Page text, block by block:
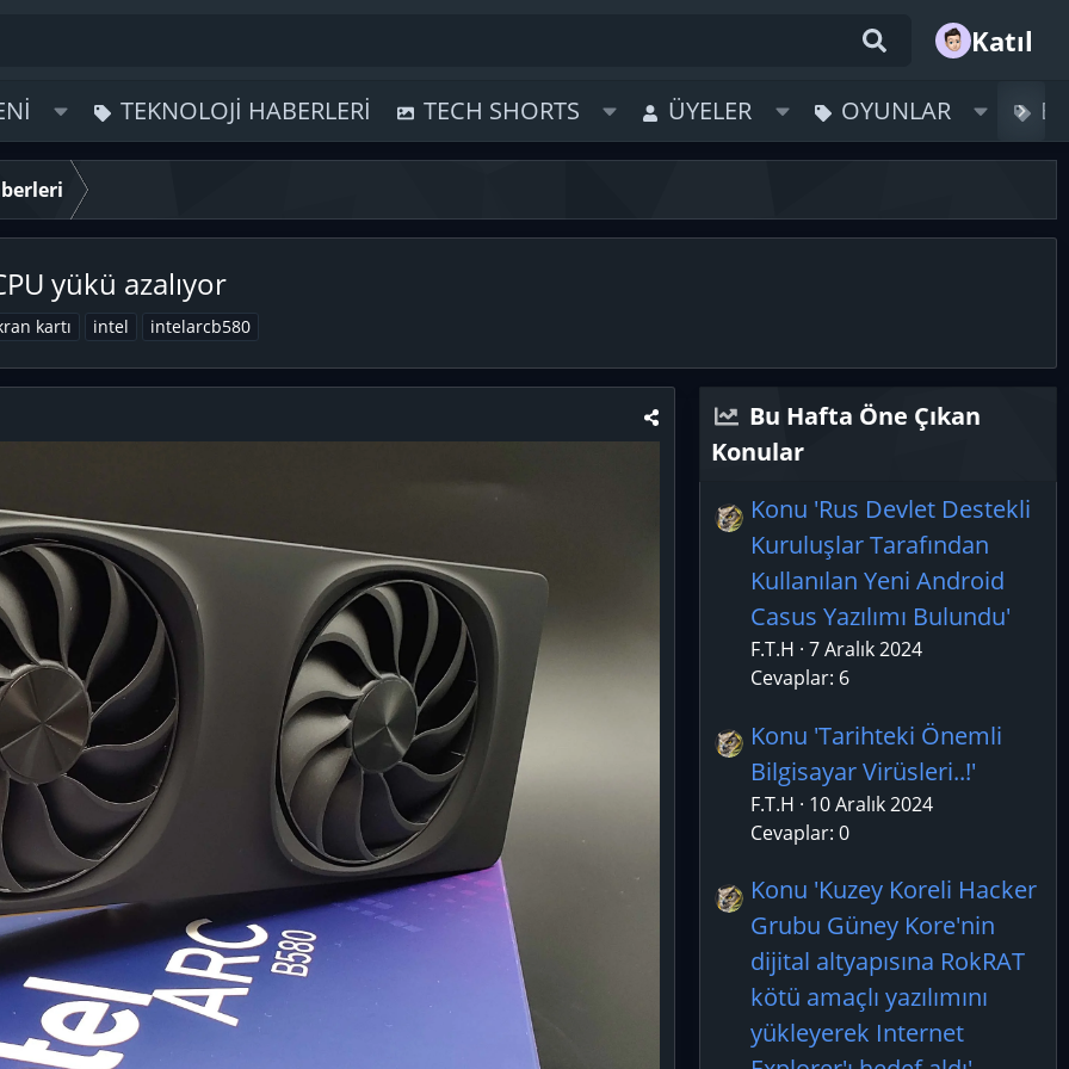
Katıl
TEKNOLOJI HABERLERI TECH SHORTS ÜYELER OYUNLAR
yükü azalıyor
kartı intel intelarcb580
Bu Hafta Öne Çıkan
Konular
Konu 'Rus Devlet Destekli
Kuruluşlar Tarafından
Kullanılan Yeni Android
Casus Yazılımı Bulundu'
F.T.H 7 Aralık 2024
Cevaplar: 6
Konu 'Tarihteki Önemli
Bilgisayar Virüsleri..!'
F.T.H
10 Aralık 2024
Cevaplar: 0
Konu 'Kuzey Koreli Hacker
Grubu Güney Kore'nin
dijital altyapısına RokRAT
kötü amaçlı yazılımını
yükleyerek Internet